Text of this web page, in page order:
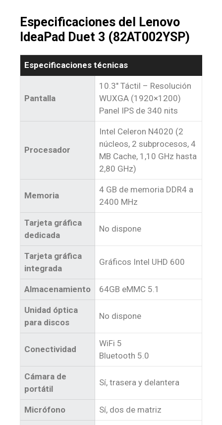
Especificaciones del Lenovo
IdeaPad Duet 3 (82AT002YSP)
Especificaciones técnicas
Pantalla
10.3″ Táctil – Resolución
WUXGA (1920×1200)
Panel IPS de 340 nits
Procesador
Intel Celeron N4020 (2
núcleos, 2 subprocesos, 4
MB Cache, 1,10 GHz hasta
2,80 GHz)
Memoria
4 GB de memoria DDR4 a
2400 MHz
Tarjeta gráfica
dedicada
No dispone
Tarjeta gráfica
integrada
Gráficos Intel UHD 600
Almacenamiento 64GB eMMC 5.1
Unidad óptica
para discos
No dispone
Conectividad
WiFi 5
Bluetooth 5.0
Cámara de
portátil
Sí, trasera y delantera
Micrófono Sí, dos de matriz